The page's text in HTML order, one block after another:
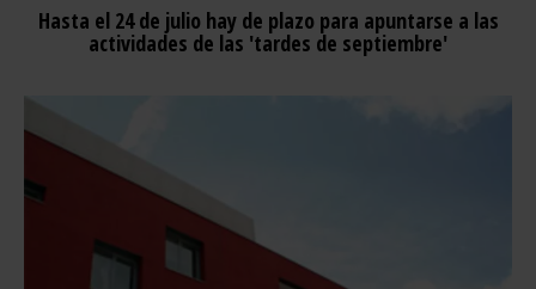
Hasta el 24 de julio hay de plazo para apuntarse a las
actividades de las 'tardes de septiembre'